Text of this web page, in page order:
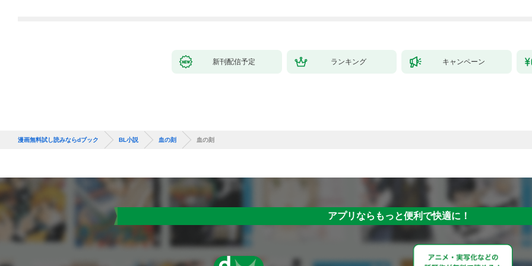
新刊配信予定 ランキング キャンペーン
漫画無料試し読みならdブック BL小説 血の刻 血の刻
アプリならもっと便利で快適に！